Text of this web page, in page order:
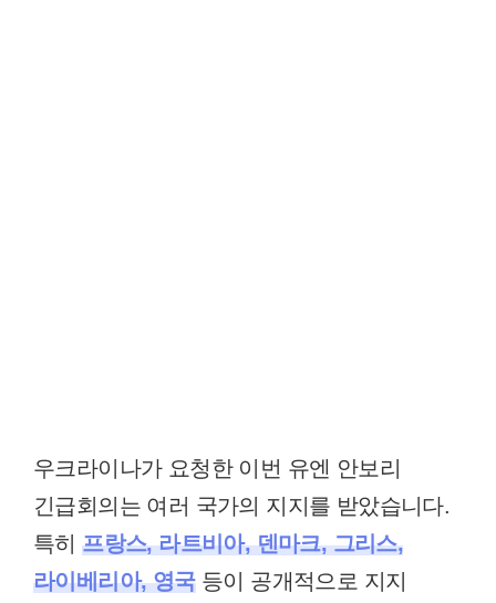
우크라이나가 요청한 이번 유엔 안보리
긴급회의는 여러 국가의 지지를 받았습니다.
특히프랑스, 라트비아, 덴마크, 그리스,
라이베리아, 영국등이 공개적으로 지지